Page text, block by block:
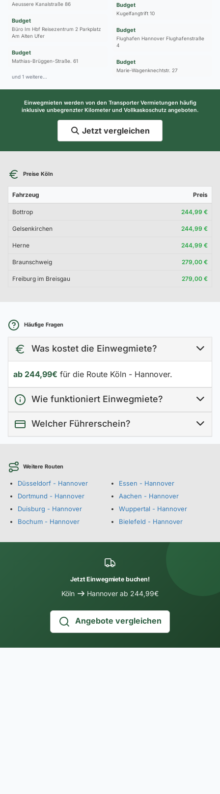
Aeussere Kanalstraße 86
Budget
Büro Im Hbf Reisezentrum 2 Parkplatz
Am Alten Ufer
Budget
Mathias-Brüggen-Straße. 61
und 1 weitere…
Budget
Kugelfangtrift 10
Budget
Flughafen Hannover Flughafenstraße
4
Budget
Marie-Wagenknechtstr. 27
Einwegmieten werden von den Transporter Vermietungen häufig
inklusive unbegrenzter Kilometer und Vollkaskoschutz angeboten.
Jetzt vergleichen
Preise Köln
Fahrzeug Preis
Bottrop 244,99 €
Gelsenkirchen 244,99 €
Herne 244,99 €
Braunschweig 279,00 €
Freiburg im Breisgau 279,00 €
Häufige Fragen
Was kostet die Einwegmiete?
ab 244,99€ für die Route Köln - Hannover.
Wie funktioniert Einwegmiete?
Welcher Führerschein?
Weitere Routen
Düsseldorf - Hannover
Dortmund - Hannover
Duisburg - Hannover
Bochum - Hannover
Essen - Hannover
Aachen - Hannover
Wuppertal - Hannover
Bielefeld - Hannover
Jetzt Einwegmiete buchen!
Köln Hannover ab 244,99€
Angebote vergleichen